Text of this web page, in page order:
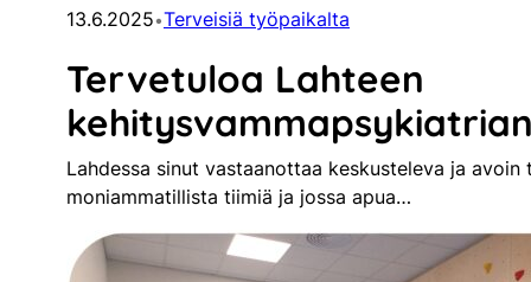
13.6.2025•Terveisiä työpaikalta
Tervetuloa Lahteen
Lahdessa sinut vastaanottaa keskusteleva ja
moniammatillista tiimiä ja jossa apua…